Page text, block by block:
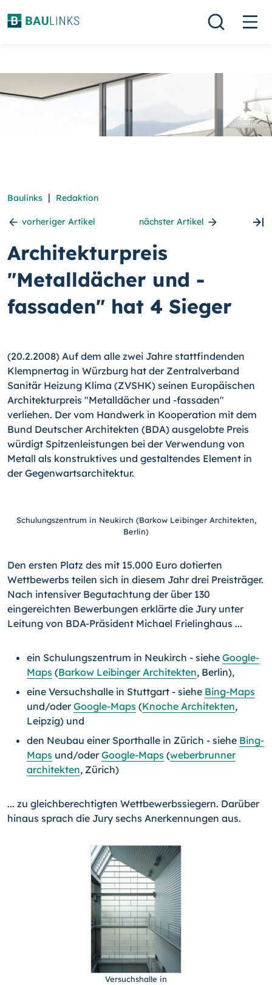
Baulinks | Redaktion
vorheriger Artikel nächster Artikel
Architekturpreis
"Metalldächer und -
fassaden" hat 4 Sieger
(20.2.2008) Auf dem alle zwei Jahre stattfindenden
Klempnertag in Würzburg hat der Zentralverband
Sanitär Heizung Klima (ZVSHK) seinen Europäischen
Architekturpreis "Metalldächer und -fassaden"
verliehen. Der vom Handwerk in Kooperation mit dem
Bund Deutscher Architekten (BDA) ausgelobte Preis
würdigt Spitzenleistungen bei der Verwendung von
Metall als konstruktives und gestaltendes Element in
der Gegenwartsarchitektur.
Schulungszentrum in Neukirch (Barkow Leibinger Architekten,
Berlin)
Den ersten Platz des mit 15.000 Euro dotierten
Wettbewerbs teilen sich in diesem Jahr drei Preisträger.
Nach intensiver Begutachtung der über 130
eingereichten Bewerbungen erklärte die Jury unter
Leitung von BDA-Präsident Michael Frielinghaus ...
ein Schulungszentrum in Neukirch - siehe Google-
Maps (Barkow Leibinger Architekten, Berlin),
eine Versuchshalle in Stuttgart - siehe Bing-Maps
und/oderGoogle-Maps (Knoche Architekten,
Leipzig) und
den Neubau einer Sporthalle in Zürich - siehe Bing-
Maps und/oderGoogle-Maps (weberbrunner
architekten, Zürich)
... zu gleichberechtigten Wettbewerbssiegern. Darüber
hinaus sprach die Jury sechs Anerkennungen aus.
Versuchshalle in